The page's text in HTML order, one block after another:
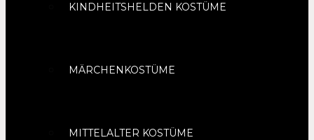
KINDHEITSHELDEN KOSTÜME
MÄRCHENKOSTÜME
MITTELALTER KOSTÜME